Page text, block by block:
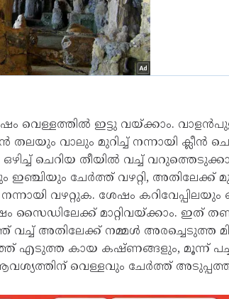
വെള്ളത്തിൽ ഇട്ടു വയ്ക്കാം.
തലയും വാലും മുറിച്ച് നന്നായി
ചെറിയ തീയിൽ വച്ച്
ഇഞ്ചിയും ചേർത്ത് വഴറ്റി,
വഴറ്റുക. ശേഷം കറിവേപ്പിലയും
സൈഡിലേക്ക് മാറ്റിവയ്ക്കാം. ഇത്
വച്ച് അതിലേക്ക് നമ്മൾ അരച്ചെടുത്ത
എടുത്ത കായ കഷ്ണങ്ങളും, മൂന്ന്
വെള്ളവും ചേർത്ത്